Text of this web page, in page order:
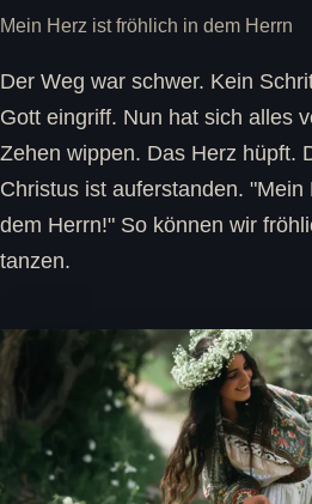
Mein Herz ist fröhlich in dem Herrn
Der Weg war schwer. Kein
Gott eingriff. Nun hat sich alles
Zehen wippen. Das Herz hüpft.
Christus ist auferstanden.
dem Herrn!" So können wir
tanzen.